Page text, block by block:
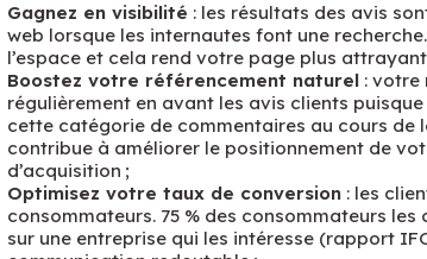
Gagnez en visibilité : les résultats des avis
web lorsque les internautes font une
l’espace et cela rend votre page plus
Boostez votre référencement naturel: votre
régulièrement en avant les avis clients
cette catégorie de commentaires au cours de
contribue à améliorer le positionnement de
d’acquisition ;
Optimisez votre taux de conversion: les
consommateurs. 75 % des consommateurs
sur une entreprise qui les intéresse (rapport